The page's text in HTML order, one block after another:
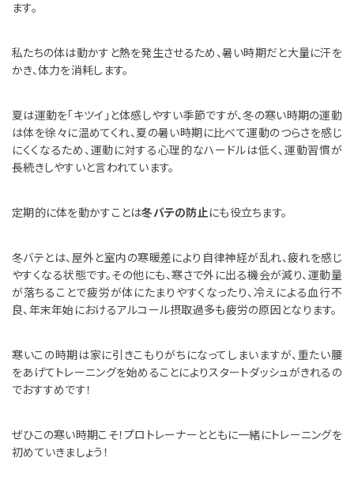
ます。
私たちの体は動かすと熱を発生させるため、暑い時期だと大量に汗を
かき、体力を消耗します。
夏は運動を「キツイ」と体感しやすい季節ですが、冬の寒い時期の運動
は体を徐々に温めてくれ、夏の暑い時期に比べて運動のつらさを感じ
にくくなるため、運動に対する心理的なハードルは低く、運動習慣が
長続きしやすいと言われています。
定期的に体を動かすことは冬バテの防止にも役立ちます。
冬バテとは、屋外と室内の寒暖差により自律神経が乱れ、疲れを感じ
やすくなる状態です。その他にも、寒さで外に出る機会が減り、運動量
が落ちることで疲労が体にたまりやすくなったり、冷えによる血行不
良、年末年始におけるアルコール摂取過多も疲労の原因となります。
寒いこの時期は家に引きこもりがちになってしまいますが、重たい腰
をあげてトレーニングを始めることによりスタートダッシュがきれるの
でおすすめです！
ぜひこの寒い時期こそ！プロトレーナーとともに一緒にトレーニングを
初めていきましょう！